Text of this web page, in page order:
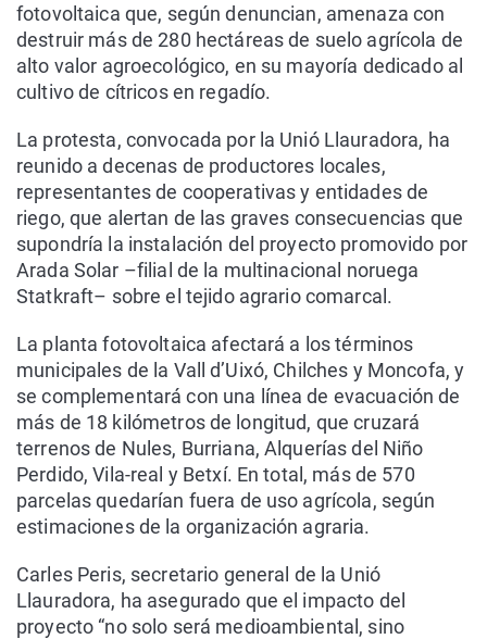
fotovoltaica que, según denuncian, amenaza con
destruir más de 280 hectáreas de suelo agrícola de
alto valor agroecológico, en su mayoría dedicado al
cultivo de cítricos en regadío.
La protesta, convocada por la Unió Llauradora, ha
reunido a decenas de productores locales,
representantes de cooperativas y entidades de
riego, que alertan de las graves consecuencias que
supondría la instalación del proyecto promovido por
Arada Solar –filial de la multinacional noruega
Statkraft– sobre el tejido agrario comarcal.
La planta fotovoltaica afectará a los términos
municipales de la Vall d’Uixó, Chilches y Moncofa, y
se complementará con una línea de evacuación de
más de 18 kilómetros de longitud, que cruzará
terrenos de Nules, Burriana, Alquerías del Niño
Perdido, Vila-real y Betxí. En total, más de 570
parcelas quedarían fuera de uso agrícola, según
estimaciones de la organización agraria.
Carles Peris, secretario general de la Unió
Llauradora, ha asegurado que el impacto del
proyecto “no solo será medioambiental, sino